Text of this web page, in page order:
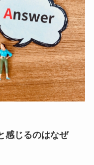
感じるのはなぜ